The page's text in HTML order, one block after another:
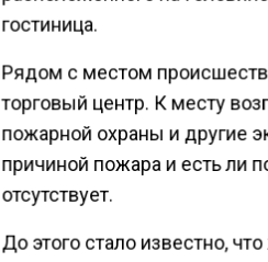
гостиница.
Рядом с местом
торговый центр. К месту
пожарной охраны и другие
причиной пожара и есть ли
отсутствует.
До этого стало известно,